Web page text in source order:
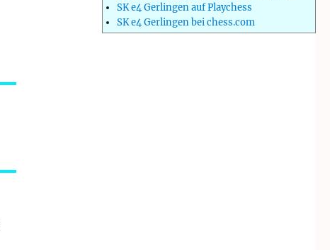
SK e4 Gerlingen auf Playchess
SK e4 Gerlingen bei chess.com